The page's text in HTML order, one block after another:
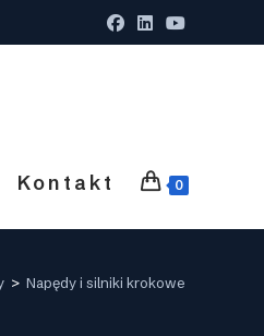
Kontakt 0
> Napędy i silniki krokowe